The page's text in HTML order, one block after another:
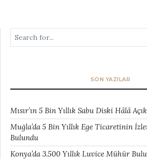
SON YAZILAR
Mısır’ın 5 Bin Yıllık Sabu Diski Hâlâ
Muğla’da 5 Bin Yıllık Ege Ticaretinin
Bulundu
Konya’da 3.500 Yıllık Luvice Mühür